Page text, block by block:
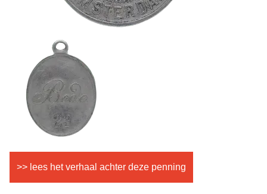
Achterkant
Afbeelding
>> lees het verhaal achter deze penning